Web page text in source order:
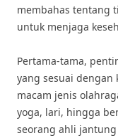
membahas tentang
untuk menjaga
Pertama-tama,
yang sesuai dengan
macam jenis
yoga, lari, hingga
seorang ahli